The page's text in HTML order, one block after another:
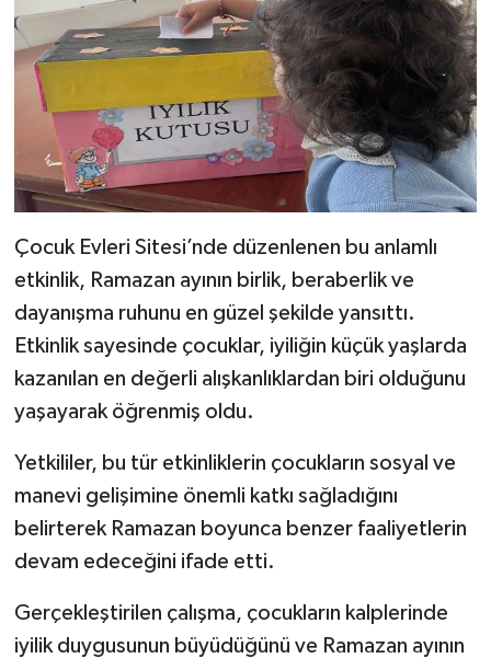
Çocuk Evleri Sitesi’nde düzenlenen bu anlamlı
etkinlik, Ramazan ayının birlik, beraberlik ve
dayanışma ruhunu en güzel şekilde yansıttı.
Etkinlik sayesinde çocuklar, iyiliğin küçük yaşlarda
kazanılan en değerli alışkanlıklardan biri olduğunu
yaşayarak öğrenmiş oldu.
Yetkililer, bu tür etkinliklerin çocukların sosyal ve
manevi gelişimine önemli katkı sağladığını
belirterek Ramazan boyunca benzer faaliyetlerin
devam edeceğini ifade etti.
Gerçekleştirilen çalışma, çocukların kalplerinde
iyilik duygusunun büyüdüğünü ve Ramazan ayının